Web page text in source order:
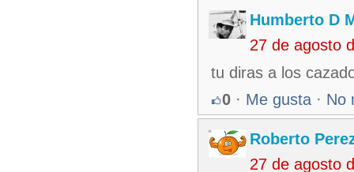
Humberto D
27 de agosto
tu diras a los
0 · Me gusta · No
Roberto
27 de agosto